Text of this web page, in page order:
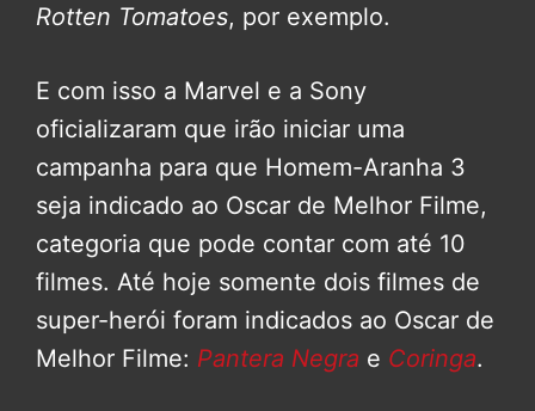
Rotten Tomatoes, por exemplo.
E com isso a Marvel e a Sony
oficializaram que irão iniciar uma
campanha para que Homem-Aranha 3
seja indicado ao Oscar de Melhor Filme,
categoria que pode contar com até 10
filmes. Até hoje somente dois filmes de
super-herói foram indicados ao Oscar de
Melhor Filme: Pantera Negra e Coringa.